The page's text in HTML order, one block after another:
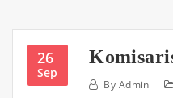
26
Sep
By Admin